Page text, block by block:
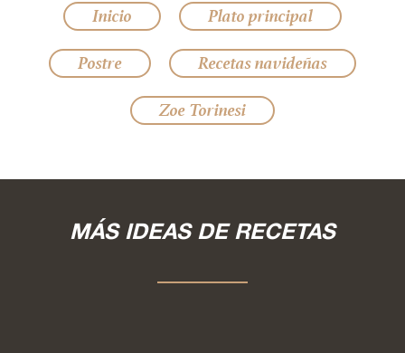
Inicio
Plato principal
Postre
Recetas navideñas
Zoe Torinesi
MÁS IDEAS DE RECETAS